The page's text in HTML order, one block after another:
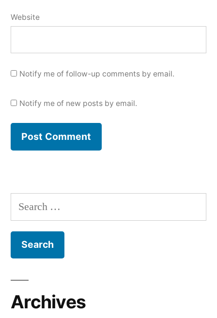
Website
Notify me of follow-up comments by email.
Notify me of new posts by email.
Search
for:
Archives